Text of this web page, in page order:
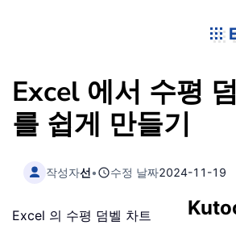
Excel 에서 수평
를 쉽게 만들기
작성자선• 수정 날짜2024-11-19
Excel 의 수평 덤벨 차트